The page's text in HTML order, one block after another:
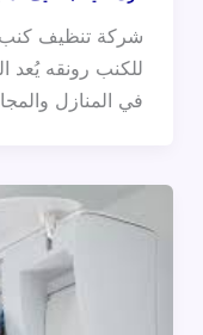
شركة تنظيف كنب
للكنب رونقه يُعد
في المنازل